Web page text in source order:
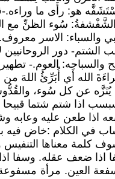
هو: رأَى ما
سُوء الظنِّ مع
الله أَي أُبَرِّئُ
يُنَزَّه عن كل سُوء،
العين. مرأة